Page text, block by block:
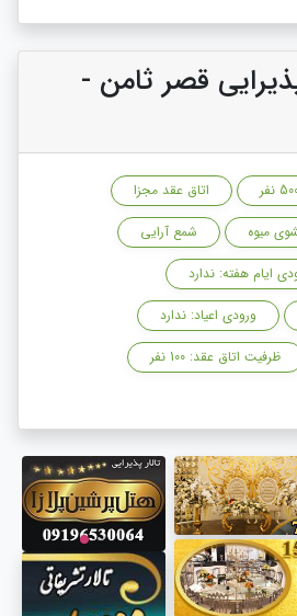
قصر ثامن -
اتاق عقد مجزا
میوه
شمع آرایی
ایام هفته: ندارد
ورودی اعیاد: ندارد
ظرفیت اتاق عقد: 100 نفر